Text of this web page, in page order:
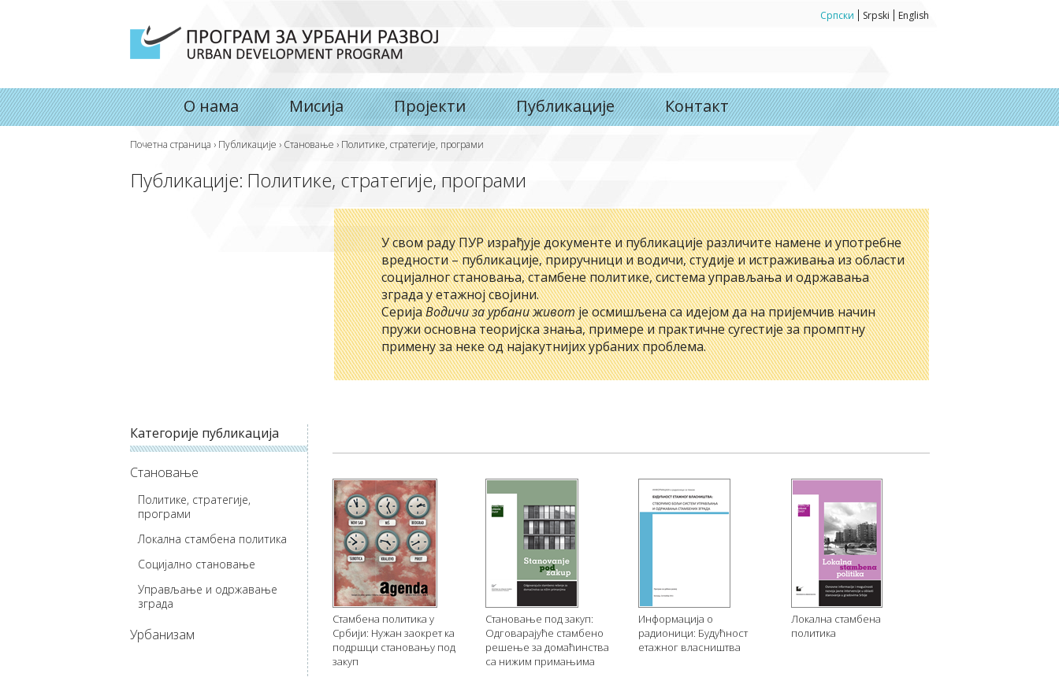
Српски Srpski English
О нама Мисија Пројекти Публикације Контакт
Почетна страница › Публикације › Становање › Политике, стратегије, програми
Публикације: Политике, стратегије, програми
У свом раду ПУР израђује документе и публикације различите намене и употребне
вредности – публикације, приручници и водичи, студије и истраживања из области
социјалног становања, стамбене политике, система управљања и одржавања
зграда у етажној својини.
СеријаВодичи за урбани животје осмишљена са идејом да на пријемчив начин
пружи основна теоријска знања, примере и практичне сугестије за промптну
примену за неке од најакутнијих урбаних проблема.
Категорије публикација
Становање
Политике, стратегије,
програми
Локална стамбена политика
Социјално становање
Управљање и одржавање
зграда
Урбанизам
Стамбена политика у
Србији: Нужан заокрет ка
подршци становању под
закуп
Становање под закуп:
Одговарајуће стамбено
решење за домаћинства
са нижим примањима
Информација о
радионици: Будућност
етажног власништва
Локална стамбена
политика